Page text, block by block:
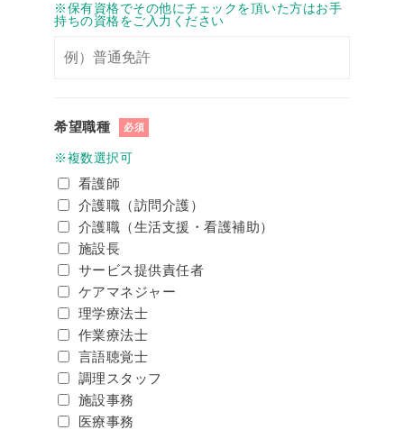
※保有資格でその他にチェックを頂いた方はお手
持ちの資格をご入力ください
希望職種 必須
※複数選択可
看護師
介護職（訪問介護）
介護職（生活支援・看護補助）
施設長
サービス提供責任者
ケアマネジャー
理学療法士
作業療法士
言語聴覚士
調理スタッフ
施設事務
医療事務